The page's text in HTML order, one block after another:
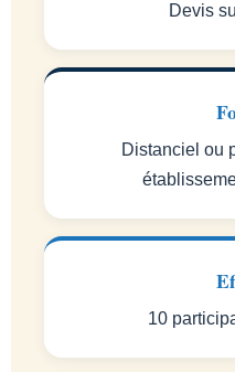
Devis
Distanciel ou
10